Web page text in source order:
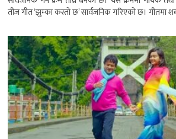
तीज गीत ‘झुम्का कस्तो छ’ सार्वजनिक गरिएको छ। गीतमा